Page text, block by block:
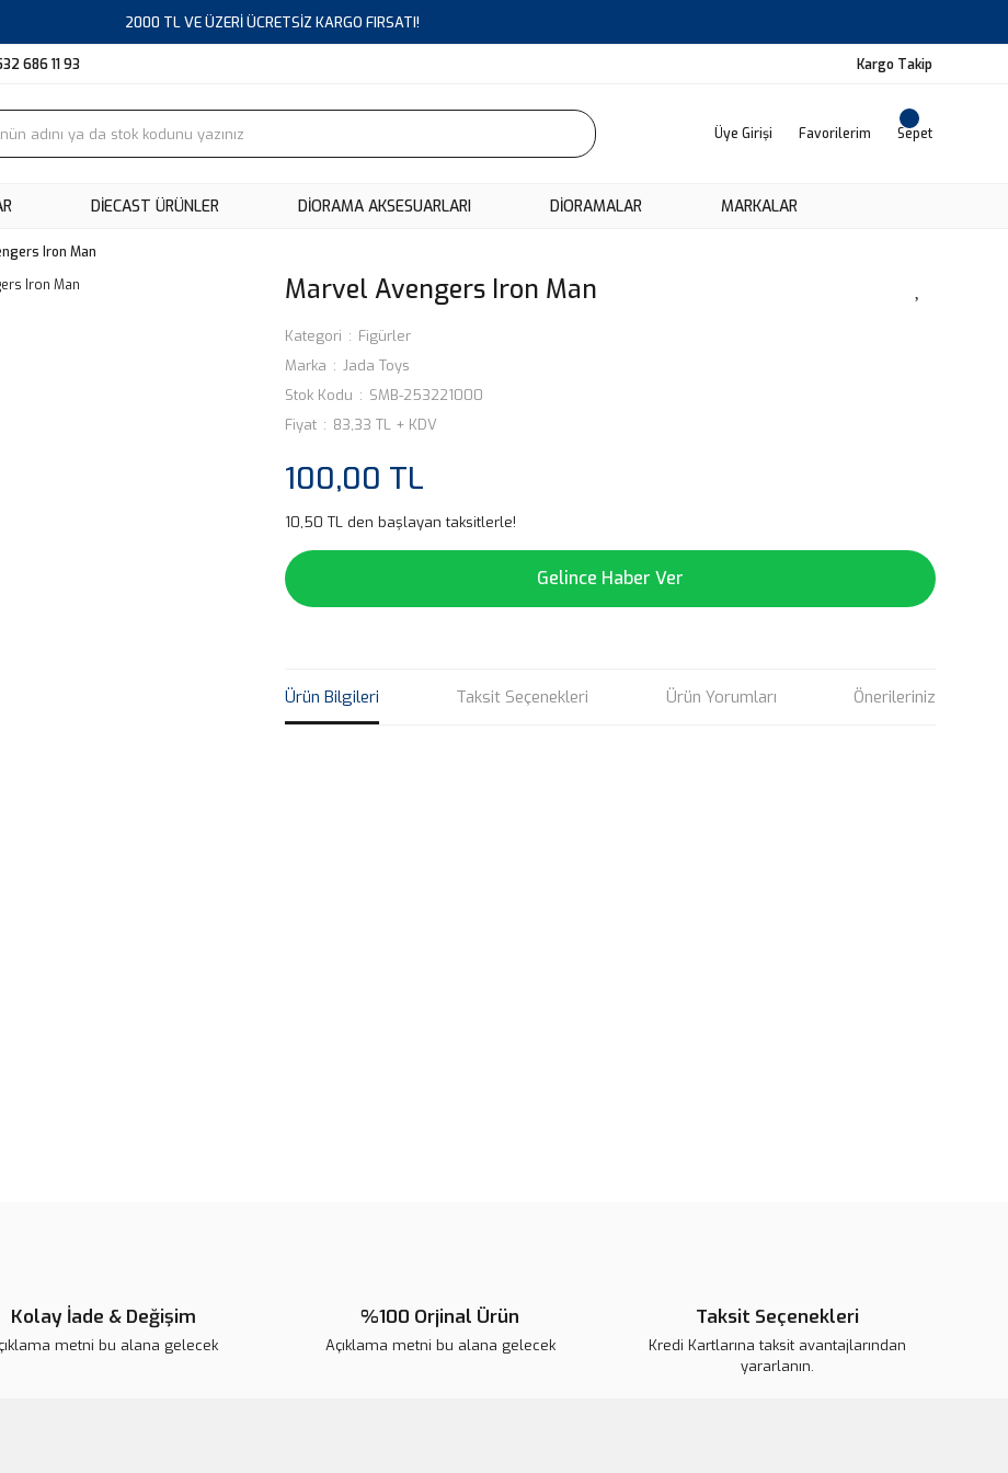
2000 TL VE ÜZERİ ÜCRETSİZ KARGO FIRSATI!
686 11 93 Kargo Takip
Üye Girişi Favorilerim Sepet
DIECAST ÜRÜNLER DİORAMA AKSESUARLARI DIORAMALAR MARKALAR
Iron Man
Marvel Avengers Iron Man
Kategori
Figürler
Marka
Jada Toys
Stok Kodu
SMB-253221000
Fiyat
83,33 TL + KDV
100,00 TL
10,50 TL den başlayan taksitlerle!
Gelince Haber Ver
Ürün Bilgileri Taksit Seçenekleri Ürün Yorumları Önerileriniz
Kolay İade & Değişim
metni bu alana gelecek
%100 Orjinal Ürün
Açıklama metni bu alana gelecek
Taksit Seçenekleri
Kredi Kartlarına taksit avantajlarından
yararlanın.